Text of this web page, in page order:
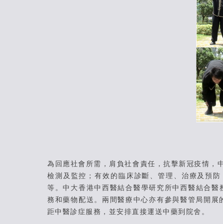
為回應社會所需，肩負社會責任，抗擊新冠疫情，
檢測及監控；有效的臨床診斷、管理、治療及預
等。中大香港中西醫結合醫學研究所中西醫結合
務和藥物配送。兩間醫療中心亦有參與醫管局開
距中醫診症服務，並安排直接運送中藥到院舍。